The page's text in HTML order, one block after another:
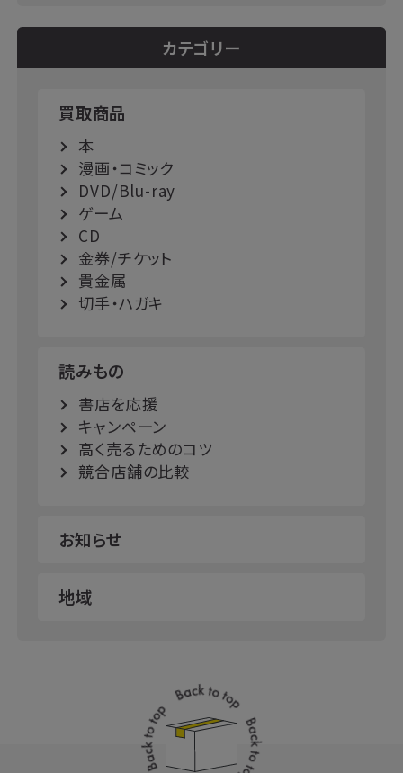
カテゴリー
買取商品
本
漫画・コミック
DVD/Blu-ray
ゲーム
CD
金券/チケット
貴金属
切手・ハガキ
読みもの
書店を応援
キャンペーン
高く売るためのコツ
競合店舗の比較
お知らせ
地域